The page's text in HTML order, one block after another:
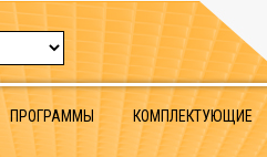
ПРОГРАММЫ КОМПЛЕКТУЮЩИЕ